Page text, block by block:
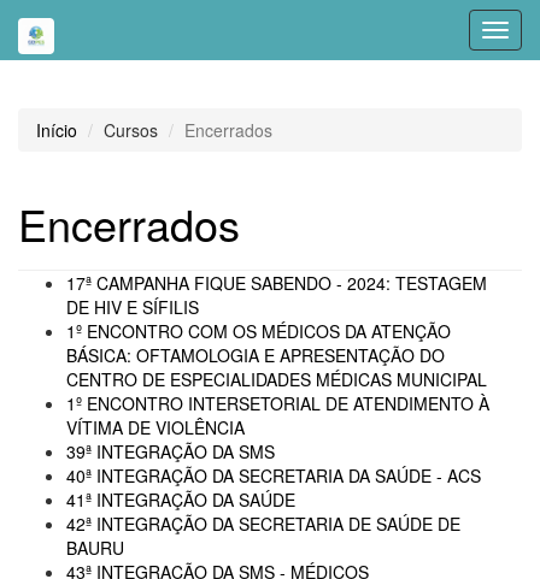
Início Cursos Encerrados
Encerrados
17ª CAMPANHA FIQUE SABENDO - 2024: TESTAGEM
DE HIV E SÍFILIS
1º ENCONTRO COM OS MÉDICOS DA ATENÇÃO
BÁSICA: OFTAMOLOGIA E APRESENTAÇÃO DO
CENTRO DE ESPECIALIDADES MÉDICAS MUNICIPAL
1º ENCONTRO INTERSETORIAL DE ATENDIMENTO À
VÍTIMA DE VIOLÊNCIA
39ª INTEGRAÇÃO DA SMS
40ª INTEGRAÇÃO DA SECRETARIA DA SAÚDE - ACS
41ª INTEGRAÇÃO DA SAÚDE
42ª INTEGRAÇÃO DA SECRETARIA DE SAÚDE DE
BAURU
43ª INTEGRAÇÃO DA SMS - MÉDICOS